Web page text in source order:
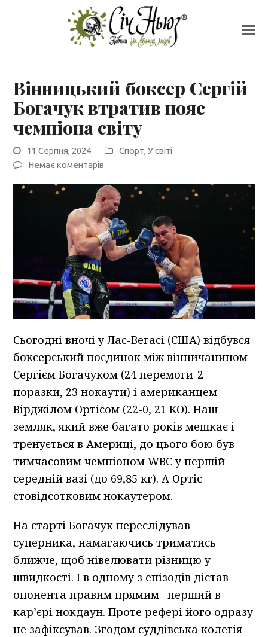
Вінницький боксер Сергій
Богачук втратив пояс
чемпіона світу
11 Серпня, 2024 Спорт,У світі
Немає коментарів
Сьогодні вночі у Лас-Вегасі (США) відбувся
боксерський поєдинок між вінничанином
Сергієм Богачуком (24 перемоги-2
поразки, 23 нокаути) і американцем
Вірджілом Ортісом (22-0, 21 КО). Наш
земляк, який вже багато років мешкає і
тренується в Америці, до цього бою був
тимчасовим чемпіоном WBC у першій
середній вазі (до 69,85 кг). А Ортіс –
стовідсотковим нокаутером.
На старті Богачук переслідував
суперника, намагаючись триматись
ближче, щоб нівелювати різницю у
швидкості. І в одному з епізодів дістав
опонента правим прямим –перший в
кар’єрі нокдаун. Проте рефері його одразу
не зафіксував. Згодом суддівська колегія